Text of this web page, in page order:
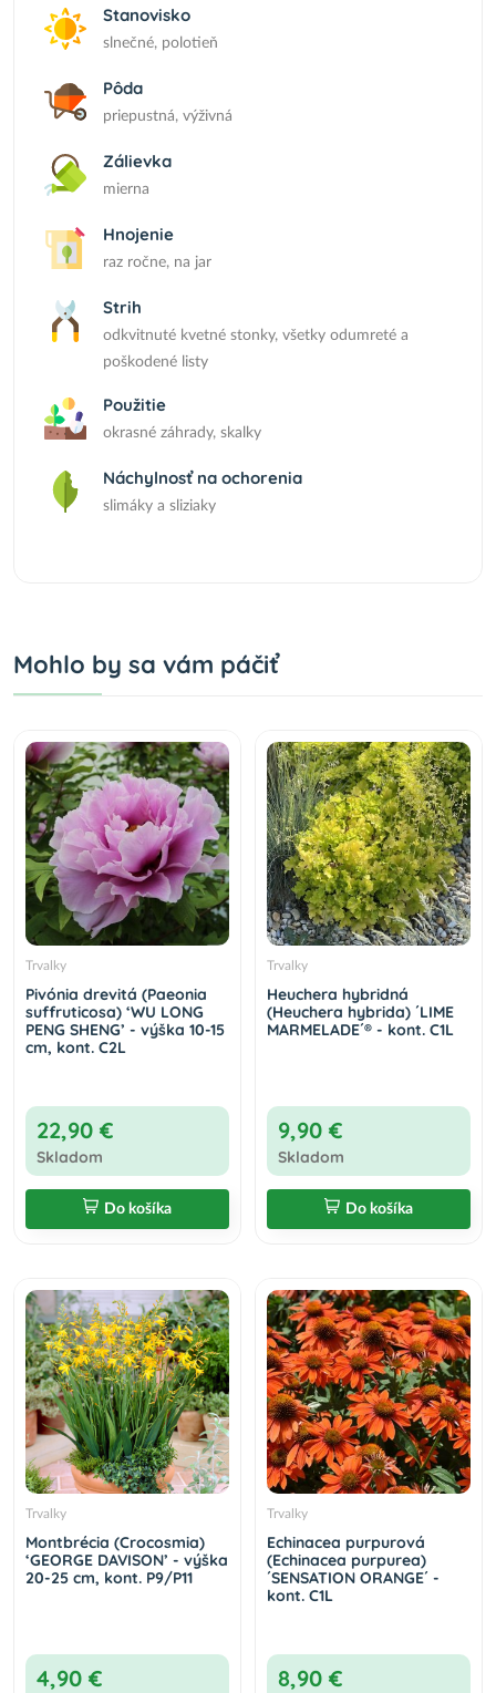
Stanovisko
slnečné, polotieň
Pôda
priepustná, výživná
Zálievka
mierna
Hnojenie
raz ročne, na jar
Strih
odkvitnuté kvetné stonky, všetky odumreté a
poškodené listy
Použitie
okrasné záhrady, skalky
Náchylnosť na ochorenia
slimáky a sliziaky
Mohlo by sa vám páčiť
Trvalky
Pivónia drevitá (Paeonia
suffruticosa) ‘WU LONG
PENG SHENG’ - výška 10-15
cm, kont. C2L
22,90 €
Skladom
Do košíka
Trvalky
Heuchera hybridná
(Heuchera hybrida) ´LIME
MARMELADE´® - kont. C1L
9,90 €
Skladom
Do košíka
Trvalky
Montbrécia (Crocosmia)
‘GEORGE DAVISON’ - výška
20-25 cm, kont. P9/P11
4,90 €
Trvalky
Echinacea purpurová
(Echinacea purpurea)
´SENSATION ORANGE´ -
kont. C1L
8,90 €